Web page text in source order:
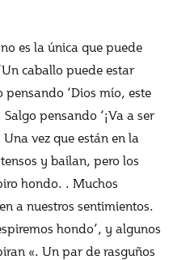
es la única que puede
caballo puede estar
‘Dios mío, este
pensando ‘¡Va a ser
vez que están en la
y bailan, pero los
hondo. . Muchos
a nuestros sentimientos.
hondo’, y algunos
«. Un par de rasguños